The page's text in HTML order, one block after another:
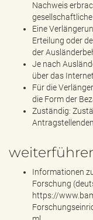
Nachweis
Eine
Erteilung oder
der
Je nach
über das
Für die
die Form der
Zuständig:
Informationen
Forschung
https://